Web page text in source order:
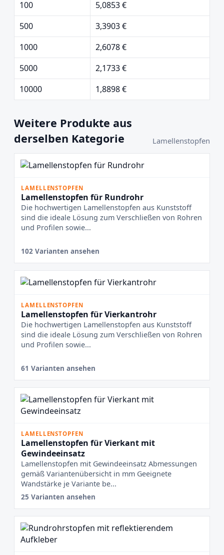
100
5,0853 €
500
3,3903 €
1000
2,6078 €
5000
2,1733 €
10000
1,8898 €
Weitere Produkte aus
derselben Kategorie
Lamellenstopfen
LAMELLENSTOPFEN
Lamellenstopfen für Rundrohr
Die hochwertigen Lamellenstopfen aus Kunststoff
sind die ideale Lösung zum Verschließen von Rohren
und Profilen sowie...
102 Varianten ansehen
LAMELLENSTOPFEN
Lamellenstopfen für Vierkantrohr
Die hochwertigen Lamellenstopfen aus Kunststoff
sind die ideale Lösung zum Verschließen von Rohren
und Profilen sowie...
61 Varianten ansehen
LAMELLENSTOPFEN
Lamellenstopfen für Vierkant mit
Gewindeeinsatz
Lamellenstopfen mit Gewindeeinsatz Abmessungen
gemäß Variantenübersicht in mm Geeignete
Wandstärke je Variante be...
25 Varianten ansehen